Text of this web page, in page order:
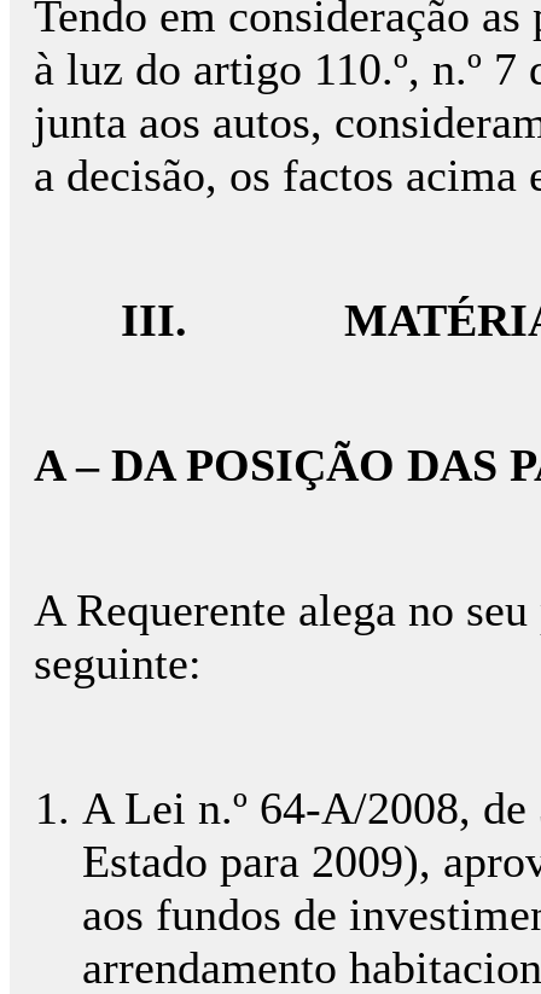
Tendo em consideração
à luz do artigo 110.º, n.º
junta aos autos,
a decisão, os factos acima
III.
A – DA POSIÇÃO DAS
A Requerente alega no
seguinte:
A Lei n.º 64-A/2008,
Estado para 2009),
aos fundos de
arrendamento